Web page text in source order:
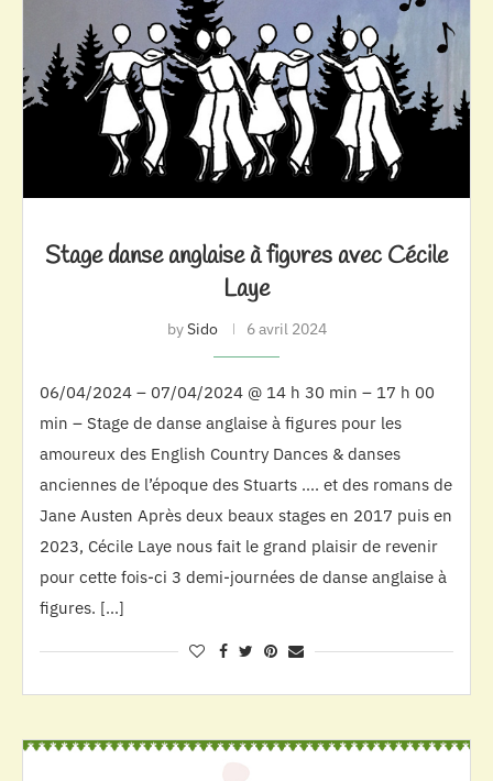
Stage danse anglaise à figures avec Cécile
Laye
bySido 6 avril 2024
06/04/2024 – 07/04/2024 @ 14 h 30 min – 17 h 00
min – Stage de danse anglaise à figures pour les
amoureux des English Country Dances & danses
anciennes de l’époque des Stuarts …. et des romans de
Jane Austen Après deux beaux stages en 2017 puis en
2023, Cécile Laye nous fait le grand plaisir de revenir
pour cette fois-ci 3 demi-journées de danse anglaise à
figures. […]